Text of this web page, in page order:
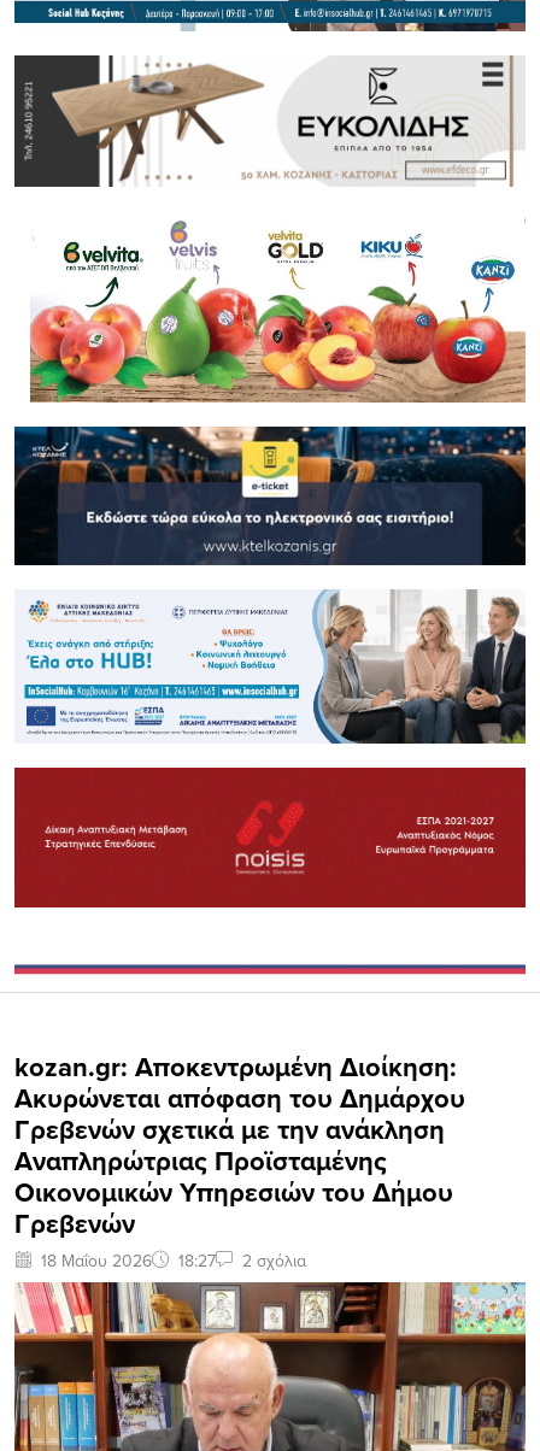
kozan.gr: Αποκεντρωμένη Διοίκηση:
Ακυρώνεται απόφαση του Δημάρχου
Γρεβενών σχετικά με την ανάκληση
Αναπληρώτριας Προϊσταμένης
Οικονομικών Υπηρεσιών του Δήμου
Γρεβενών
18 Μαΐου 2026 18:27 2 σχόλια